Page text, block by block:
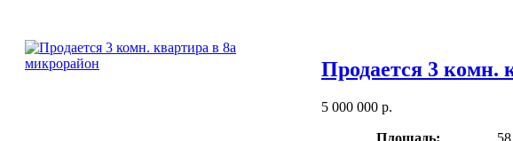
Продается 3 комн.
5 000 000 р.
Площадь: